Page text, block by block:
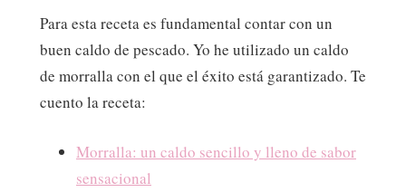
Para esta receta es fundamental contar con un
buen caldo de pescado. Yo he utilizado un caldo
de morralla con el que el éxito está garantizado. Te
cuento la receta:
Morralla: un caldo sencillo y lleno de sabor
sensacional